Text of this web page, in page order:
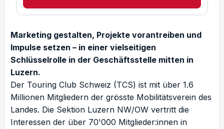
Marketing gestalten, Projekte vorantreiben und
Impulse setzen – in einer vielseitigen
Schlüsselrolle in der Geschäftsstelle mitten in
Luzern.
Der Touring Club Schweiz (TCS) ist mit über 1.6
Millionen Mitgliedern der grösste Mobilitätsverein des
Landes. Die Sektion Luzern NW/OW vertritt die
Interessen der über 70'000 Mitglieder:innen in